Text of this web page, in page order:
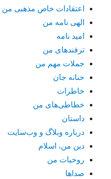
اعتقادات خاص مذهبی من
الهی نامه من
امید نامه
ترفندهای من
جملات مهم من
حنانه جان
خاطرات
خطاطی‌های من
داستان
درباره وبلاگ و وب‌سایت
دین من، اسلام
روحیات من
صداها